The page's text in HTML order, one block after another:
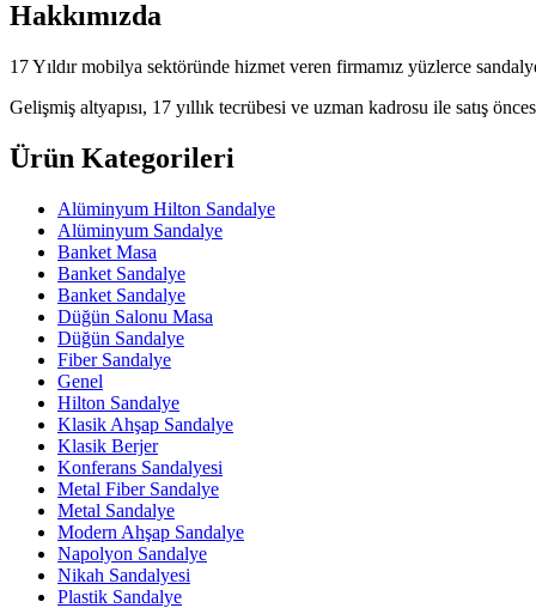
Hakkımızda
17 Yıldır mobilya sektöründe hizmet veren firmamız yüzlerce
Gelişmiş altyapısı, 17 yıllık tecrübesi ve uzman kadrosu ile satış
Ürün Kategorileri
Alüminyum Hilton Sandalye
Alüminyum Sandalye
Banket Masa
Banket Sandalye
Banket Sandalye
Düğün Salonu Masa
Düğün Sandalye
Fiber Sandalye
Genel
Hilton Sandalye
Klasik Ahşap Sandalye
Klasik Berjer
Konferans Sandalyesi
Metal Fiber Sandalye
Metal Sandalye
Modern Ahşap Sandalye
Napolyon Sandalye
Nikah Sandalyesi
Plastik Sandalye